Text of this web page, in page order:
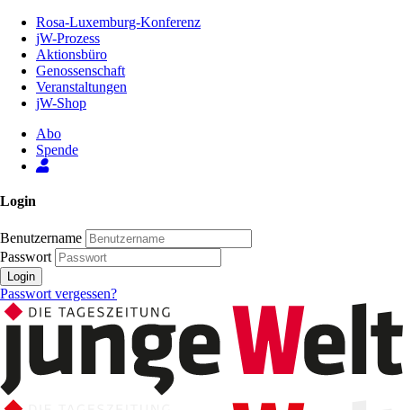
Inhalt
Seite
Rosa-Luxemburg-Konferenz
jW-Prozess
Aktionsbüro
Genossenschaft
Veranstaltungen
jW-Shop
Abo
Spende
Login
Benutzername
Passwort
Login
Passwort vergessen?